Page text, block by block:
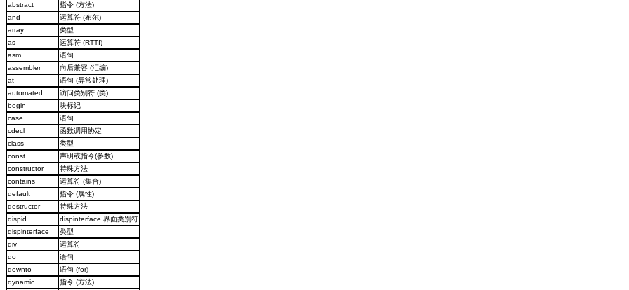
abstract
指令 (方法)
and
运算符 (布尔)
array
类型
as
运算符 (RTTI)
asm
语句
assembler
向后兼容 (汇编)
at
语句 (异常处理)
automated
访问类别符 (类)
begin
块标记
case
语句
cdecl
函数调用协定
class
类型
const
声明或指令(参数)
constructor
特殊方法
contains
运算符 (集合)
default
指令 (属性)
destructor
特殊方法
dispid
dispinterface 界面类别符
dispinterface
类型
div
运算符
do
语句
downto
语句 (for)
dynamic
指令 (方法)